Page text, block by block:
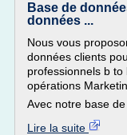
Base de
données ...
Nous vous
données clients
professionnels b
opérations
Avec notre base
Lire la suite